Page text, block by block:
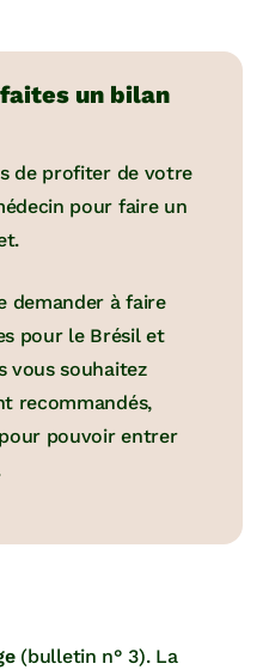
un bilan
de profiter de votre
pour faire un
demander à faire
pour le Brésil et
vous souhaitez
recommandés,
pouvoir entrer
(bulletin n° 3). La